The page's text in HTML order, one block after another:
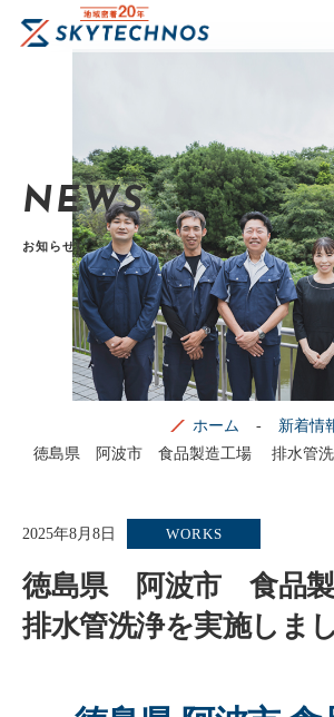
NEWS
お知らせ
ホーム 新着情
徳島県 阿波市 食品製造工場 排水管洗
2025年8月8日 WORKS
徳島県 阿波市 食品
排水管洗浄を実施しまし